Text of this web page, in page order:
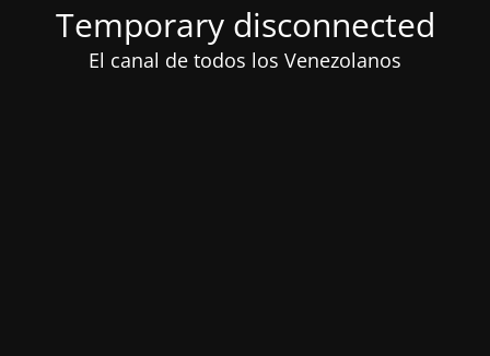
Temporary disconnected
El canal de todos los Venezolanos